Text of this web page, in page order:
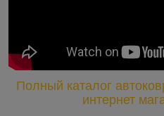
Полный каталог
интернет